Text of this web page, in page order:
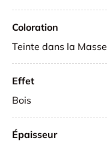
Coloration
Teinte dans la Masse
Effet
Bois
Épaisseur